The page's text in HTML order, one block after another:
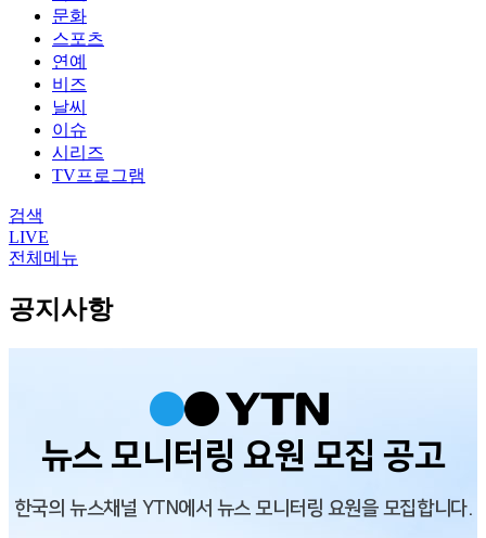
문화
스포츠
연예
비즈
날씨
이슈
시리즈
TV프로그램
검색
LIVE
전체메뉴
공지사항
뉴스 모니터링 요원 모집 공고
한국의 뉴스채널 YTN에서 뉴스 모니터링 요원을 모집합니다.